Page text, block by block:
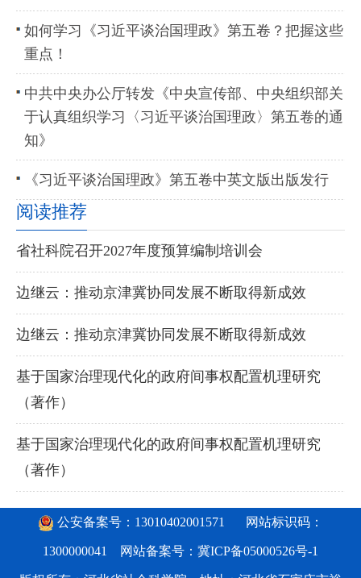
如何学习《习近平谈治国理政》第五卷？把握这些
重点！
中共中央办公厅转发《中央宣传部、中央组织部关
于认真组织学习〈习近平谈治国理政〉第五卷的通
知》
《习近平谈治国理政》第五卷中英文版出版发行
阅读推荐
省社科院召开2027年度预算编制培训会
边继云：推动京津冀协同发展不断取得新成效
边继云：推动京津冀协同发展不断取得新成效
基于国家治理现代化的政府间事权配置机理研究
（著作）
基于国家治理现代化的政府间事权配置机理研究
（著作）
公安备案号：13010402001571 网站标识码：
1300000041 网站备案号： 冀ICP备05000526号-1